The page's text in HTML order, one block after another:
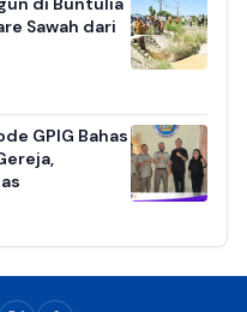
Sawah dari
GPIG Bahas